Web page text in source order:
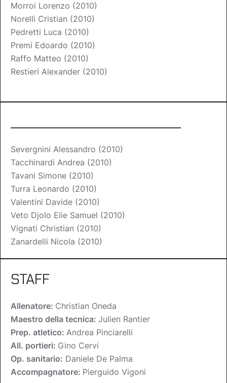
Morroi Lorenzo (2010)
Norelli Cristian (2010)
Pedretti Luca (2010)
Premi Edoardo (2010)
Raffo Matteo (2010)
Restieri Alexander (2010)
____________________________
Severgnini Alessandro (2010)
Tacchinardi Andrea (2010)
Tavani Simone (2010)
Turra Leonardo (2010)
Valentini Davide (2010)
Veto Djolo Elie Samuel (2010)
Vignati Christian (2010)
Zanardelli Nicola (2010)
STAFF
Allenatore: Christian Oneda
Maestro della tecnica: Julien Rantier
Prep. atletico: Andrea Pinciarelli
All. portieri: Gino Cervi
Op. sanitario: Daniele De Palma
Accompagnatore: Pierguido Vigoni